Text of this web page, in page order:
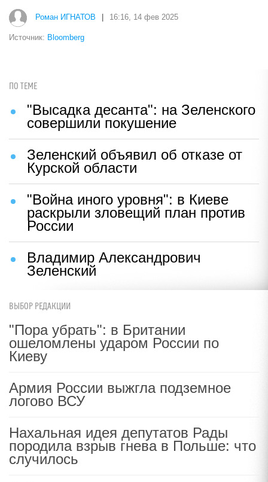
Роман ИГНАТОВ 16:16, 14 фев 2025
Источник: Bloomberg
ПО ТЕМЕ
"Высадка десанта": на Зеленского
совершили покушение
Зеленский объявил об отказе от
Курской области
"Война иного уровня": в Киеве
раскрыли зловещий план против
России
Владимир Александрович
Зеленский
ВЫБОР РЕДАКЦИИ
"Пора убрать": в Британии
ошеломлены ударом России по
Киеву
Армия России выжгла подземное
логово ВСУ
Нахальная идея депутатов Рады
породила взрыв гнева в Польше: что
случилось